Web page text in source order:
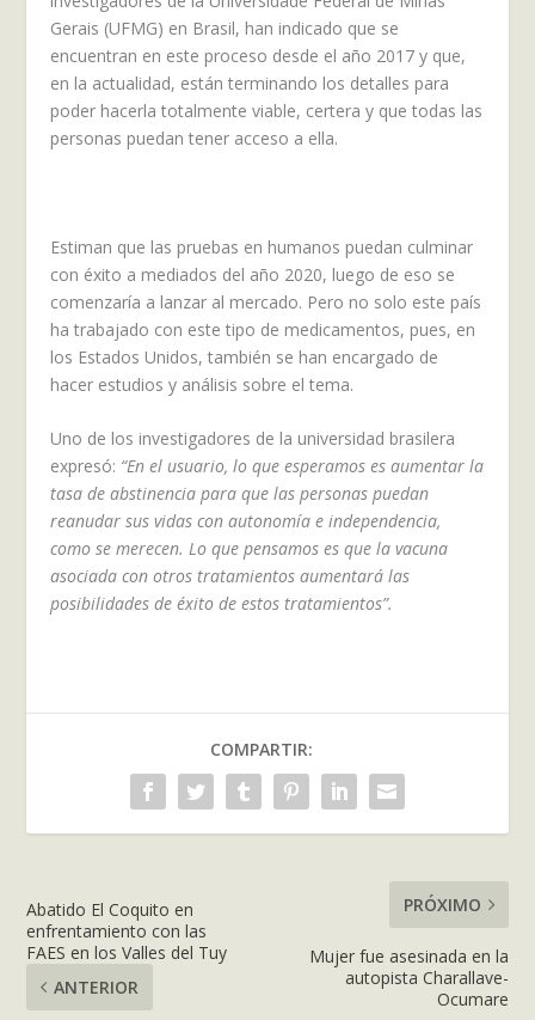
Gerais (UFMG) en Brasil, han indicado que se
encuentran en este proceso desde el año 2017 y que,
en la actualidad, están terminando los detalles para
poder hacerla totalmente viable, certera y que todas las
personas puedan tener acceso a ella.
Estiman que las pruebas en humanos puedan culminar
con éxito a mediados del año 2020, luego de eso se
comenzaría a lanzar al mercado. Pero no solo este país
ha trabajado con este tipo de medicamentos, pues, en
los Estados Unidos, también se han encargado de
hacer estudios y análisis sobre el tema.
Uno de los investigadores de la universidad brasilera
expresó: “En el usuario, lo que esperamos es aumentar la
tasa de abstinencia para que las personas puedan
reanudar sus vidas con autonomía e independencia,
como se merecen. Lo que pensamos es que la vacuna
asociada con otros tratamientos aumentará las
posibilidades de éxito de estos tratamientos”.
COMPARTIR:
Abatido El Coquito en
enfrentamiento con las
FAES en los Valles del Tuy
ANTERIOR
PRÓXIMO
Mujer fue asesinada en la
autopista Charallave-
Ocumare